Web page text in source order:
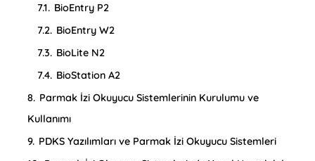
7.1. BioEntry P2
7.2. BioEntry W2
7.3. BioLite N2
7.4. BioStation A2
8. Parmak İzi Okuyucu Sistemlerinin Kurulumu ve
Kullanımı
9. PDKS Yazılımları ve Parmak İzi Okuyucu Sistemleri